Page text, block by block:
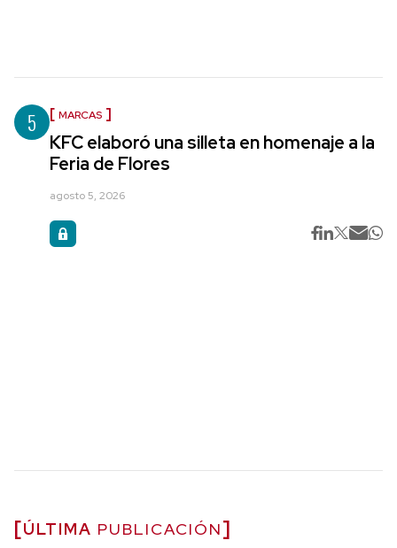
5 MARCAS
KFC elaboró una silleta en homenaje a la
Feria de Flores
agosto 5, 2026
ÚLTIMA PUBLICACIÓN